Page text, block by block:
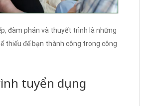
đàm phán và thuyết trình là những
thiếu để bạn thành công trong công
tuyển dụng